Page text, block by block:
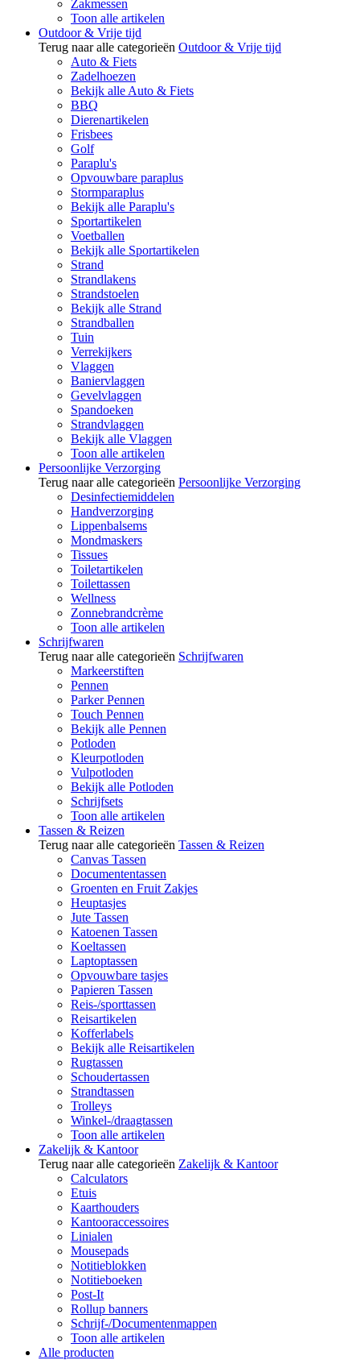
Zakmessen
Toon alle artikelen
Outdoor & Vrije tijd
Terug naar alle categorieën Outdoor & Vrije tijd
Auto & Fiets
Zadelhoezen
Bekijk alle Auto & Fiets
BBQ
Dierenartikelen
Frisbees
Golf
Paraplu's
Opvouwbare paraplus
Stormparaplus
Bekijk alle Paraplu's
Sportartikelen
Voetballen
Bekijk alle Sportartikelen
Strand
Strandlakens
Strandstoelen
Bekijk alle Strand
Strandballen
Tuin
Verrekijkers
Vlaggen
Baniervlaggen
Gevelvlaggen
Spandoeken
Strandvlaggen
Bekijk alle Vlaggen
Toon alle artikelen
Persoonlijke Verzorging
Terug naar alle categorieën Persoonlijke Verzorging
Desinfectiemiddelen
Handverzorging
Lippenbalsems
Mondmaskers
Tissues
Toiletartikelen
Toilettassen
Wellness
Zonnebrandcrème
Toon alle artikelen
Schrijfwaren
Terug naar alle categorieën Schrijfwaren
Markeerstiften
Pennen
Parker Pennen
Touch Pennen
Bekijk alle Pennen
Potloden
Kleurpotloden
Vulpotloden
Bekijk alle Potloden
Schrijfsets
Toon alle artikelen
Tassen & Reizen
Terug naar alle categorieën Tassen & Reizen
Canvas Tassen
Documententassen
Groenten en Fruit Zakjes
Heuptasjes
Jute Tassen
Katoenen Tassen
Koeltassen
Laptoptassen
Opvouwbare tasjes
Papieren Tassen
Reis-/sporttassen
Reisartikelen
Kofferlabels
Bekijk alle Reisartikelen
Rugtassen
Schoudertassen
Strandtassen
Trolleys
Winkel-/draagtassen
Toon alle artikelen
Zakelijk & Kantoor
Terug naar alle categorieën Zakelijk & Kantoor
Calculators
Etuis
Kaarthouders
Kantooraccessoires
Linialen
Mousepads
Notitieblokken
Notitieboeken
Post-It
Rollup banners
Schrijf-/Documentenmappen
Toon alle artikelen
Alle producten